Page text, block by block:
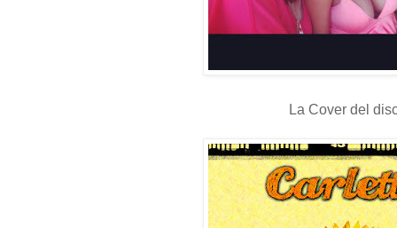
La Cover del